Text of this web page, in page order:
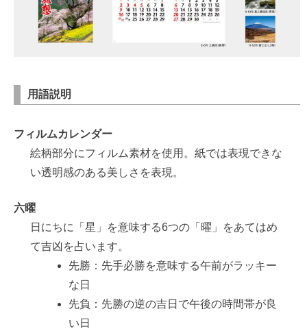
用語説明
フィルムカレンダー
絵柄部分にフィルム素材を使用。紙では表現できな
い透明感のある美しさを表現。
六曜
日にちに「星」を意味する6つの「曜」をあてはめ
て吉凶を占います。
先勝：先手必勝を意味する午前がラッキー
な日
先負：先勝の逆の吉日で午後の時間帯が良
い日